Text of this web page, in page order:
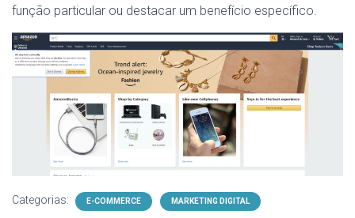
função particular ou destacar um benefício específico.
Categorias: E-COMMERCE MARKETING DIGITAL